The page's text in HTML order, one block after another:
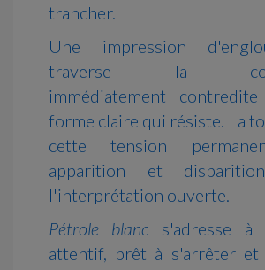
trancher.
Une impression
traverse la
immédiatement
forme claire qui résiste. La
cette tension
apparition et
l'interprétation ouverte.
Pétrole blanc s'adresse à
attentif, prêt à s'arrêter et